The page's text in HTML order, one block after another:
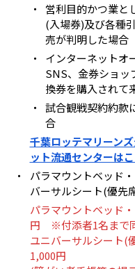
・
営利目的かつ業と
(入場券)及び各種
売が判明した場合
・
インターネットオ
SNS、金券ショッ
換券を購入されて
・
試合観戦契約約款
合
千葉ロッテマリーン
ット流通センターは
・
パラマウントベッド
バーサルシート(優先
パラマウントベッド
円 ※付添者1名まで
ユニバーサルシート(
1,000円